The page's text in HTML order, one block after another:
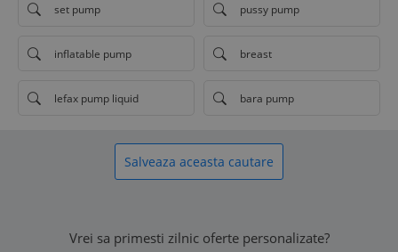
set pump pussy pump
inflatable pump breast
lefax pump liquid bara pump
Salveaza aceasta cautare
Vrei sa primesti zilnic oferte personalizate?